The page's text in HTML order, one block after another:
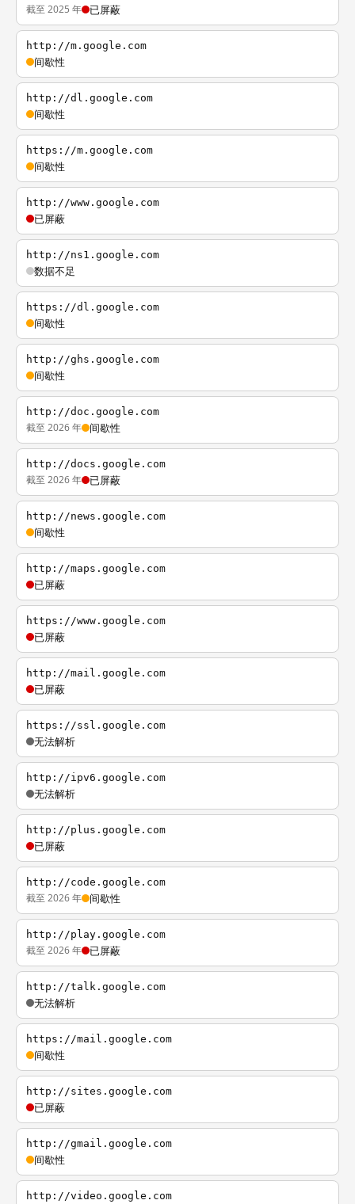
截至 2025 年 已屏蔽
http://m.google.com
间歇性
http://dl.google.com
间歇性
https://m.google.com
间歇性
http://www.google.com
已屏蔽
http://ns1.google.com
数据不足
https://dl.google.com
间歇性
http://ghs.google.com
间歇性
http://doc.google.com
截至 2026 年 间歇性
http://docs.google.com
截至 2026 年 已屏蔽
http://news.google.com
间歇性
http://maps.google.com
已屏蔽
https://www.google.com
已屏蔽
http://mail.google.com
已屏蔽
https://ssl.google.com
无法解析
http://ipv6.google.com
无法解析
http://plus.google.com
已屏蔽
http://code.google.com
截至 2026 年 间歇性
http://play.google.com
截至 2026 年 已屏蔽
http://talk.google.com
无法解析
https://mail.google.com
间歇性
http://sites.google.com
已屏蔽
http://gmail.google.com
间歇性
http://video.google.com